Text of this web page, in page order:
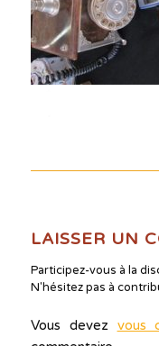
LAISSER UN
Participez-vous à la
N'hésitez pas à
Vous devez vous